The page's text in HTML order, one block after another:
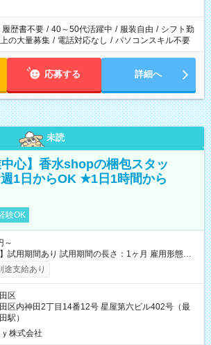
履歴書不要 / 40～50代活躍中 / 服装自由 / シフト勤
の大量募集 / 電話対応なし / パソコンスキル不要
応募する 詳細へ
未読
中心】香水shopの梱包スタッ
1日からOK ★1日1時間から
験OK
～
】試用期間あり 試用期間の長さ：1ヶ月 雇用形態、
時と同じです。
途支給あり
区
区内神田2丁目14番12号 星屋第六ビル402号（最
駅）
株式会社